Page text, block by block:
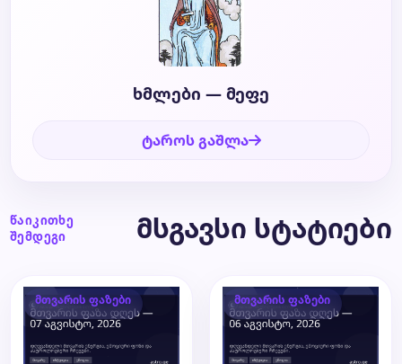
ხმლები — მეფე
ტაროს გაშლა
წაიკითხე
შემდეგი
მსგავსი სტატიები
მთვარის ფაზები მთვარის ფაზები